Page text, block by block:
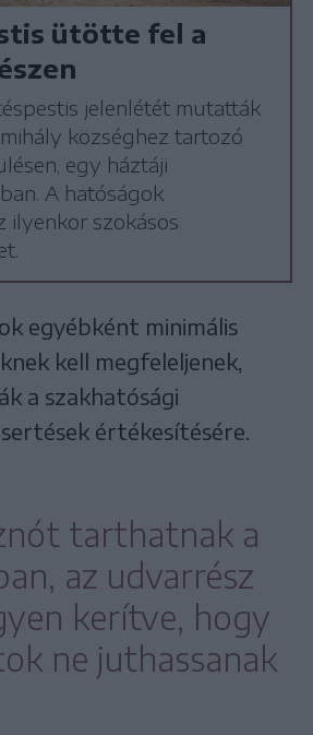
ütötte fel a
jelenlétét mutatták
községhez tartozó
egy háztáji
A hatóságok
ilyenkor szokásos
egyébként minimális
kell megfeleljenek,
a szakhatósági
értékesítésére.
tarthatnak a
az udvarrész
kerítve, hogy
ne juthassanak